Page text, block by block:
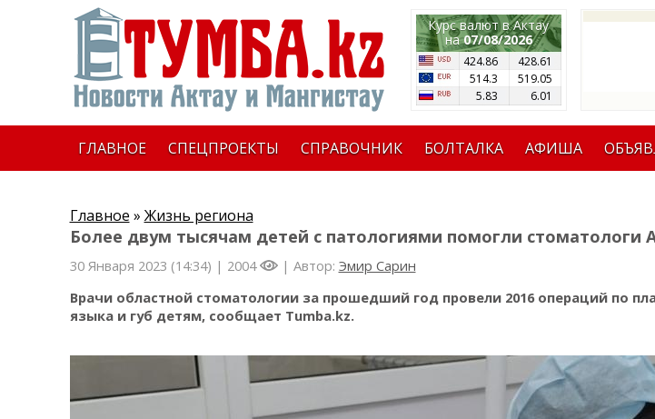
Курс валют в Актау
на07/08/2026
424.86
428.61
514.3
519.05
5.83
6.01
ГЛАВНОЕ СПЕЦПРОЕКТЫ СПРАВОЧНИК БОЛТАЛКА АФИША
Главное » Жизнь региона
Более двум тысячам детей с патологиями помогли стоматологи
30 Января 2023 (14:34) | 2004 | Автор: Эмир Сарин
Врачи областной стоматологии за прошедший год провели 2016 операций по
языка и губ детям, сообщает Tumba.kz.